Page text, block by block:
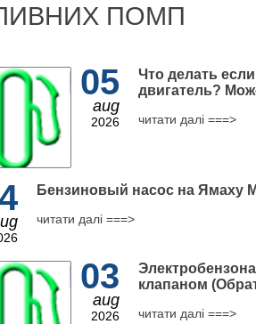
ПОМП
05
aug
2026
Что делать
двигатель?
читати далі ===>
Бензиновый насос на Ямаху
читати далі ===>
03
aug
2026
клапаном
читати далі ===>